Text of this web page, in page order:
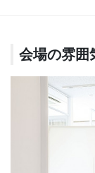
会場の雰囲